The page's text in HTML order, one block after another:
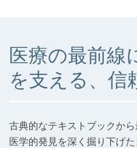
医療の最前線
を支える、信
古典的なテキストブックか
医学的発見を深く掘り下げ